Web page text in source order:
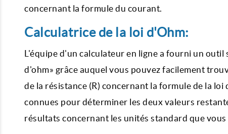
concernant la formule du courant.
Calculatrice de la loi d'Ohm:
L'équipe d'un calculateur en ligne a fourni un outil
d'ohm» grâce auquel vous pouvez facilement
de la résistance (R) concernant la formule de la
connues pour déterminer les deux valeurs
résultats concernant les unités standard que vous